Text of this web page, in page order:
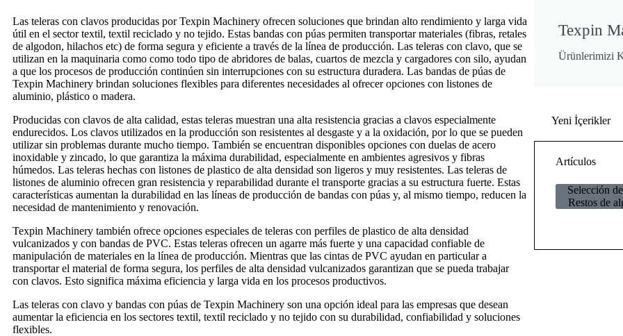
Las teleras con clavos producidas por Texpin Machinery ofrecen soluciones que brindan alto rendimiento y larga vida
útil en el sector textil, textil reciclado y no tejido. Estas bandas con púas permiten transportar materiales (fibras, retales
de algodon, hilachos etc) de forma segura y eficiente a través de la línea de producción. Las teleras con clavo, que se
utilizan en la maquinaria como como todo tipo de abridores de balas, cuartos de mezcla y cargadores con silo, ayudan
a que los procesos de producción continúen sin interrupciones con su estructura duradera. Las bandas de púas de
Texpin Machinery brindan soluciones flexibles para diferentes necesidades al ofrecer opciones con listones de
aluminio, plástico o madera.
Producidas con clavos de alta calidad, estas teleras muestran una alta resistencia gracias a clavos especialmente
endurecidos. Los clavos utilizados en la producción son resistentes al desgaste y a la oxidación, por lo que se pueden
utilizar sin problemas durante mucho tiempo. También se encuentran disponibles opciones con duelas de acero
inoxidable y zincado, lo que garantiza la máxima durabilidad, especialmente en ambientes agresivos y fibras
húmedos. Las teleras hechas con listones de plastico de alta densidad son ligeros y muy resistentes. Las teleras de
listones de aluminio ofrecen gran resistencia y reparabilidad durante el transporte gracias a su estructura fuerte. Estas
características aumentan la durabilidad en las líneas de producción de bandas con púas y, al mismo tiempo, reducen la
necesidad de mantenimiento y renovación.
Texpin Machinery también ofrece opciones especiales de teleras con perfiles de plastico de alta densidad
vulcanizados y con bandas de PVC. Estas teleras ofrecen un agarre más fuerte y una capacidad confiable de
manipulación de materiales en la línea de producción. Mientras que las cintas de PVC ayudan en particular a
transportar el material de forma segura, los perfiles de alta densidad vulcanizados garantizan que se pueda trabajar
con clavos. Esto significa máxima eficiencia y larga vida en los procesos productivos.
Las teleras con clavo y bandas con púas de Texpin Machinery son una opción ideal para las empresas que desean
aumentar la eficiencia en los sectores textil, textil reciclado y no tejido con su durabilidad, confiabilidad y soluciones
flexibles.
Texpin
Ürünlerimizi
Yeni İçerikler
Artículos
Selección
Restos de